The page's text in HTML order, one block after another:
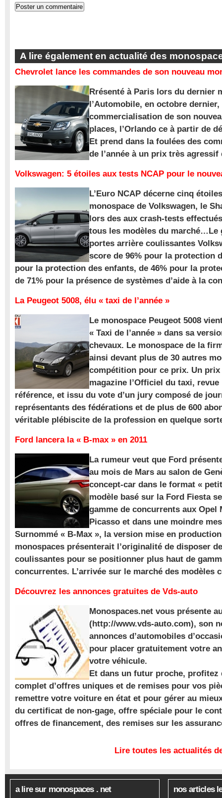
A lire également en actualité des
Chevrolet lance les commandes de son nouveau
Rrésenté à Paris lors du dernier
l’Automobile, en octobre
commercialisation de son
places, l’Orlando ce à partir de
Et prend dans la foulées des
de l’année à un prix très agressif
Volkswagen: 5 étoiles aux tests NCAP pour le
L’Euro NCAP décerne cinq
monospace de Volkswagen, le
lors des aux crash-tests
tous les modèles du marché…Le
portes arrière coulissantes
score de 96% pour la protection
pour la protection des enfants, de 46% pour la
de 71% pour la présence de systèmes d’aide à la
La Peugeot 5008, élu « taxi de l’année »
Le monospace Peugeot 5008
« Taxi de l’année » dans sa
chevaux. Le monospace de la
ainsi devant plus de 30 autres
compétition pour ce prix. Un
magazine l’Officiel du taxi,
référence, et issu du vote d’un jury composé de
représentants des fédérations et de plus de 600
véritable plébiscite de la profession en quelque
Ford lancera la « B-max » en 2011
La rumeur veut que Ford
au mois de Mars au salon de
concept-car dans le format «
modèle basé sur la Ford Fiesta
gamme de concurrents aux Opel
Picasso et dans une moindre
Surnommé « B-Max », la version mise en
monospaces présenterait l’originalité de disposer
coulissantes pour se positionner plus haut de
concurrentes. L’arrivée sur le marché des modèles
Découvrez les annonces gratuites de Vds-auto
Monospaces.net vous présente
(http://www.vds-auto.com), son
annonces d’automobiles
pour placer gratuitement votre
votre véhicule.
Et dans un futur proche, profitez
complet d’offres uniques et de remises pour vos
remettre votre voiture en état et pour gérer au
du certificat de non-gage, offre spéciale pour le
offres de financement, des remises sur les
Lire toutes les actualités
a lire sur monospaces . net nos articles